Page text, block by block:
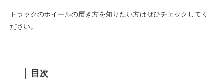
トラックのホイールの磨き方を知りたい方はぜひチェックしてく
ださい。
目次